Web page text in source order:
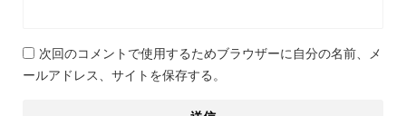
次回のコメントで使用するためブラウザーに自分の名前、メ
ールアドレス、サイトを保存する。